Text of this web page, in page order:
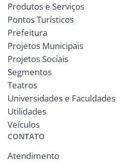
Produtos e Serviços
Pontos Turísticos
Prefeitura
Projetos Municipais
Projetos Sociais
Segmentos
Teatros
Universidades e Faculdades
Utilidades
Veículos
CONTATO
Atendimento